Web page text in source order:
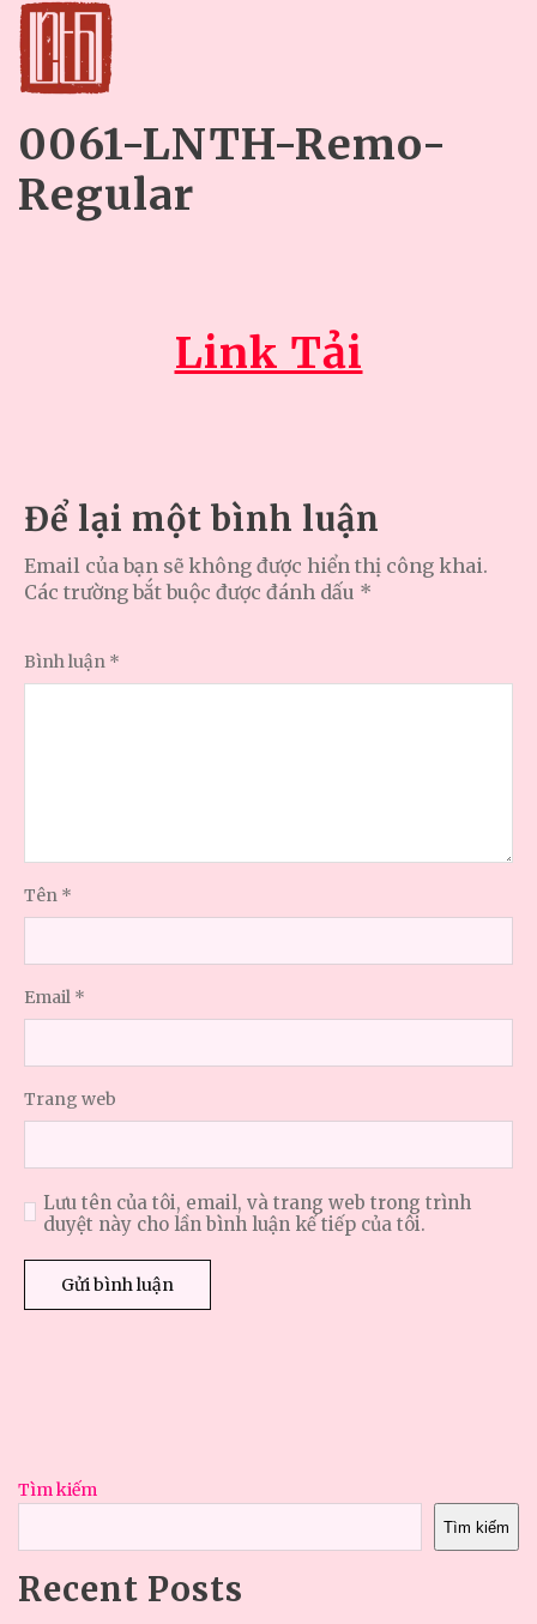
0061-LNTH-Remo-
Regular
Link Tải
Để lại một bình luận
Email của bạn sẽ không được hiển thị công khai.
Các trường bắt buộc được đánh dấu *
Bình luận *
Tên *
Email *
Trang web
Lưu tên của tôi, email, và trang web trong trình
duyệt này cho lần bình luận kế tiếp của tôi.
Tìm kiếm
Tìm kiếm
Recent Posts